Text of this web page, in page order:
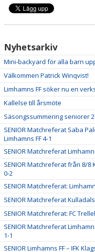
Nyhetsarkiv
Mini-backyard för alla barn
Välkommen Patrick Winqvist!
Limhamns FF söker nu en
Kallelse till årsmöte
Säsongssummering seniorer
SENIOR Matchreferat Saba
Limhamns FF 4-1
SENIOR Matchreferat
SENIOR Matchreferat från 8/8
0-2
SENIOR Matchreferat:
SENIOR Matchreferat Kulladals
SENIOR Matchreferat: FC
SENIOR Matchreferat
1-1
SENIOR Limhamns FF – IFK